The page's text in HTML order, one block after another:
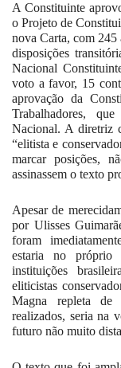
A Constituinte
o Projeto de
nova Carta, com 245
disposições
Nacional
voto a favor, 15
aprovação da
Trabalhadores,
Nacional. A diretriz
“elitista e
marcar posições,
assinassem o texto
Apesar de
por Ulisses
foram
estaria no próprio
instituições
eliticistas
Magna repleta de
realizados, seria na
futuro não muito